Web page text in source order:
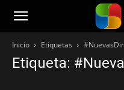
Noticias251
Inicio Etiquetas
Etiqueta: